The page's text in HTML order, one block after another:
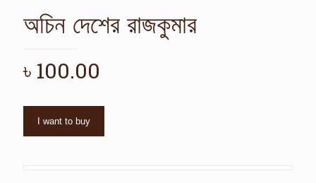
অচিন দেশের রাজকুমার
৳ 100.00
I want to buy